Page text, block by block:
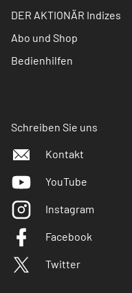
DER AKTIONÄR Indizes
Abo und Shop
Bedienhilfen
Schreiben Sie uns
Kontakt
YouTube
Instagram
Facebook
Twitter